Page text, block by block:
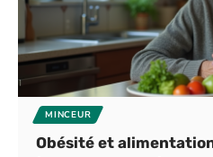
MINCEUR
Obésité et